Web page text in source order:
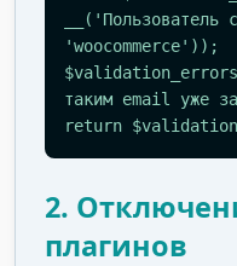
таким email уже
return
2.
плагинов